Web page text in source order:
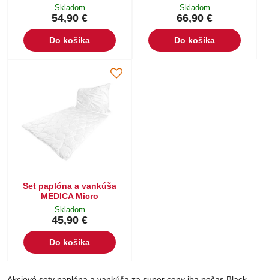
Skladom
54,90 €
Do košíka
Skladom
66,90 €
Do košíka
Set paplóna a vankúša
MEDICA Micro
Skladom
45,90 €
Do košíka